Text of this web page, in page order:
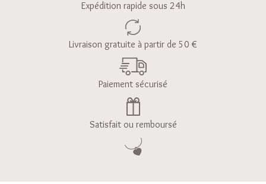
Expédition rapide sous 24h
Livraison gratuite à partir de 50 €
Paiement sécurisé
Satisfait ou remboursé